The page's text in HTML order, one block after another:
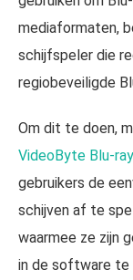
mediaformaten,
schijfspeler die
regiobeveiligde
Om dit te doen,
VideoByte Blu-
gebruikers de
schijven af te
waarmee ze zijn
in de software te